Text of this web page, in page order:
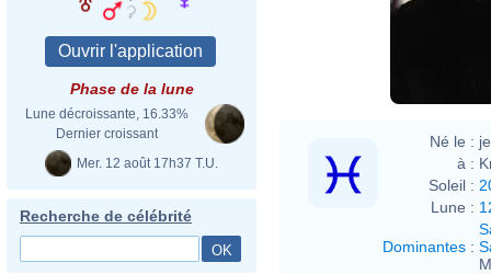
Phase de la lune
Lune décroissante, 16.33%
Dernier croissant
Mer. 12 août 17h37 T.U.
Recherche de célébrité
Né le :
à :
Soleil :
Lune :
Dominantes :